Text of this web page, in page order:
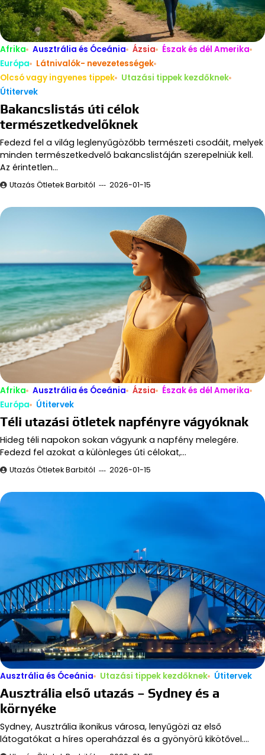
Afrika Ausztrália és Óceánia Ázsia
Észak és dél Amerika
Európa
Látnivalók- nevezetességek
Olcsó vagy ingyenes tippek
Utazási tippek kezdőknek
Útitervek
Bakancslistás úti célok
természetkedvelőknek
Fedezd fel a világ leglenyűgözőbb természeti csodáit, melyek
minden természetkedvelő bakancslistáján szerepelniük kell.
Az érintetlen…
Utazás Ötletek Barbitól 2026-01-15
Afrika Ausztrália és Óceánia Ázsia
Észak és dél Amerika
Európa
Útitervek
Téli utazási ötletek napfényre vágyóknak
Hideg téli napokon sokan vágyunk a napfény melegére.
Fedezd fel azokat a különleges úti célokat,…
Utazás Ötletek Barbitól 2026-01-15
Ausztrália és Óceánia Utazási tippek kezdőknek Útitervek
Ausztrália első utazás – Sydney és a
környéke
Sydney, Ausztrália ikonikus városa, lenyűgözi az első
látogatókat a híres operaházzal és a gyönyörű kikötővel.…